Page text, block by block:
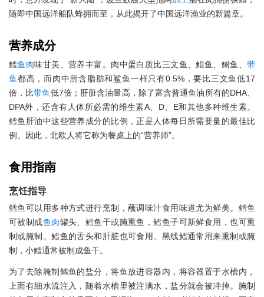
随即中国远洋船队蜂拥而至，从此揭开了中国远洋渔业的新篇章。
营养成分
鳕鱼肉味甘美、营养丰富。肉中蛋白质比三文鱼、鲳鱼、鲥鱼、带
鱼都高，而肉中所含脂肪和鲨鱼一样只有0.5%，要比三文鱼低17
倍，比带鱼低7倍；肝脏含油量高，除了富含普通鱼油所有的DHA、
DPA外，还含有人体所必需的维生素A、D、E和其他多种维生素。
鳕鱼肝油中这些营养成分的比例，正是人体每日所需要量的最佳比
例。因此，北欧人将它称为餐桌上的“营养师”。
食用指南
烹饪指导
鳕鱼可以用多种方式进行烹制，蘸调味汁食用味道尤为鲜美。鳕鱼
可被制成鱼肉罐头、鳕鱼干或腌熏鱼，鳕鱼子可新鲜食用，也可熏
制或腌制。鳕鱼的舌头和肝脏也可食用。黑线鳕通常用来熏制或腌
制，小鳕通常被制成鱼干。
为了去除腌制鳕鱼的盐分，将鱼放进容器内，将容器置于水槽内，
上面有细水流注入，随着水槽里被注满水，盐分就会被冲掉。腌制